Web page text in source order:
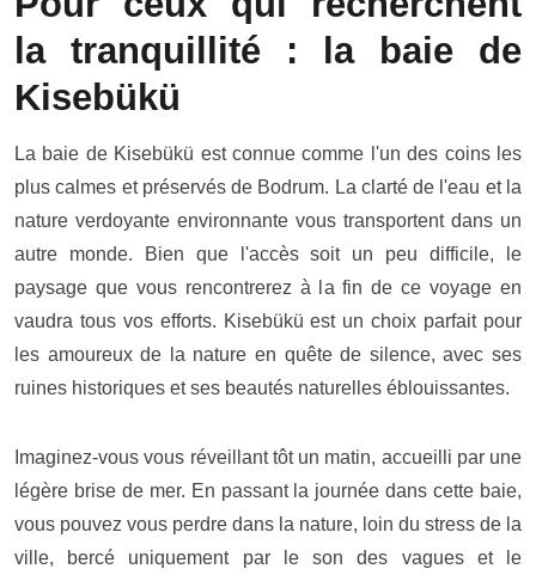
la tranquillité : la baie de
Kisebükü
La baie de Kisebükü est connue comme l'un des coins les
plus calmes et préservés de Bodrum. La clarté de l'eau et la
nature verdoyante environnante vous transportent dans un
autre monde. Bien que l'accès soit un peu difficile, le
paysage que vous rencontrerez à la fin de ce voyage en
vaudra tous vos efforts. Kisebükü est un choix parfait pour
les amoureux de la nature en quête de silence, avec ses
ruines historiques et ses beautés naturelles éblouissantes.
Imaginez-vous vous réveillant tôt un matin, accueilli par une
légère brise de mer. En passant la journée dans cette baie,
vous pouvez vous perdre dans la nature, loin du stress de la
ville, bercé uniquement par le son des vagues et le